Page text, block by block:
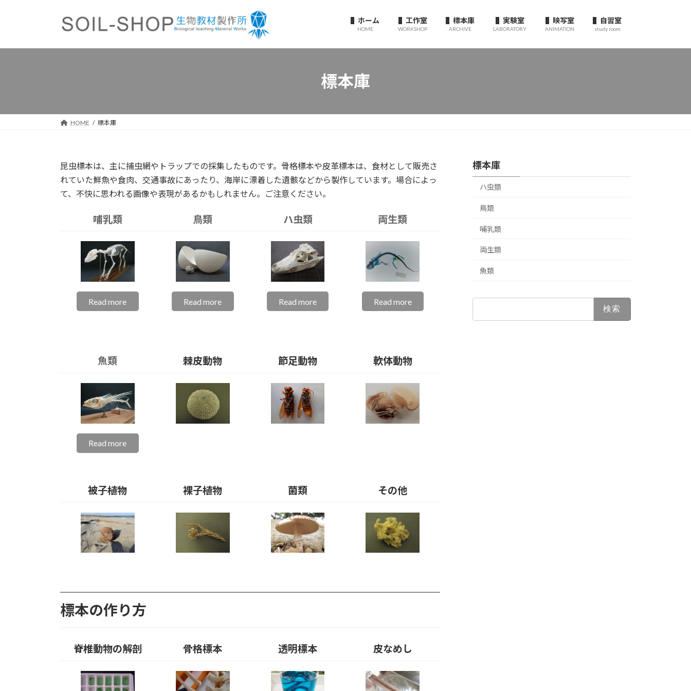
プ
動
▌ホーム
HOME
▌工作室
WORKSHOP
▌標本庫
ARCHIVE
▌実験室
LABORATORY
▌映写室
ANIMATION
▌自習室
study room
標本庫
HOME 標本庫
昆虫標本は、主に捕虫網やトラップでの採集したものです。骨格標本や皮革標本は、食材として販売さ
れていた鮮魚や食肉、交通事故にあったり、海岸に漂着した遺骸などから製作しています。場合によっ
て、不快に思われる画像や表現があるかもしれません。ご注意ください。
哺乳類
Read more
鳥類
Read more
ハ虫類
Read more
両生類
Read more
魚類
Read more
棘皮動物 節足動物 軟体動物
被子植物 裸子植物 菌類 その他
標本の作り方
脊椎動物の解剖 骨格標本 透明標本 皮なめし
標本庫
ハ虫類
鳥類
哺乳類
両生類
魚類